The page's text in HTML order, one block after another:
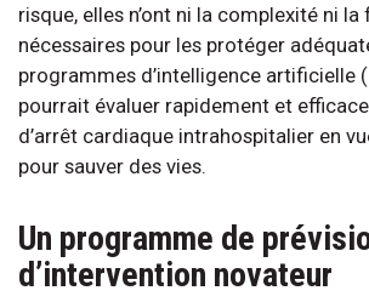
risque, elles n’ont ni la complexité ni
nécessaires pour les protéger
programmes d’intelligence artificielle
pourrait évaluer rapidement et
d’arrêt cardiaque intrahospitalier en
pour sauver des vies.
Un programme de
d’intervention novateur